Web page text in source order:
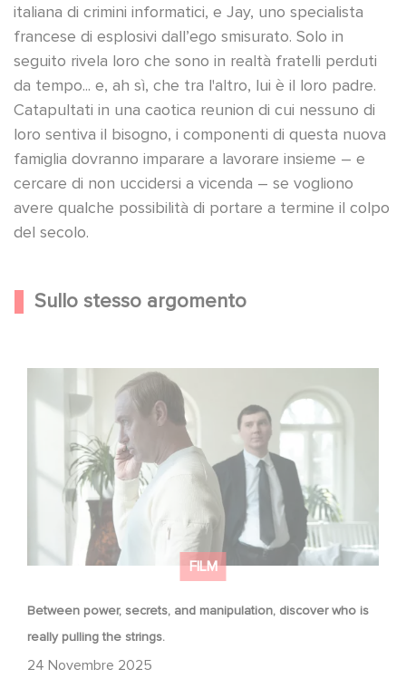
italiana di crimini informatici, e Jay, uno specialista
francese di esplosivi dall’ego smisurato. Solo in
seguito rivela loro che sono in realtà fratelli perduti
da tempo... e, ah sì, che tra l'altro, lui è il loro padre.
Catapultati in una caotica reunion di cui nessuno di
loro sentiva il bisogno, i componenti di questa nuova
famiglia dovranno imparare a lavorare insieme – e
cercare di non uccidersi a vicenda – se vogliono
avere qualche possibilità di portare a termine il colpo
del secolo.
Sullo stesso argomento
FILM
Between power, secrets, and manipulation, discover who is
really pulling the strings.
24 Novembre 2025
Between power, secrets, and manipulation, discover
who is really pulling the strings.